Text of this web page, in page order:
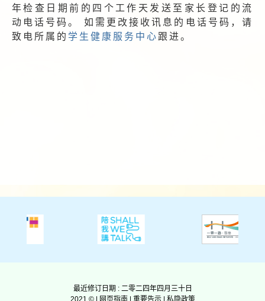
年检查日期前的四个工作天发送至家长登记的流
动电话号码。 如需更改接收讯息的电话号码，请
致电所属的 学生健康服务中心 跟进。
最近修订日期 : 二零二四年四月三十日
2021 © |
网页指南 重要告示| 私隐政策